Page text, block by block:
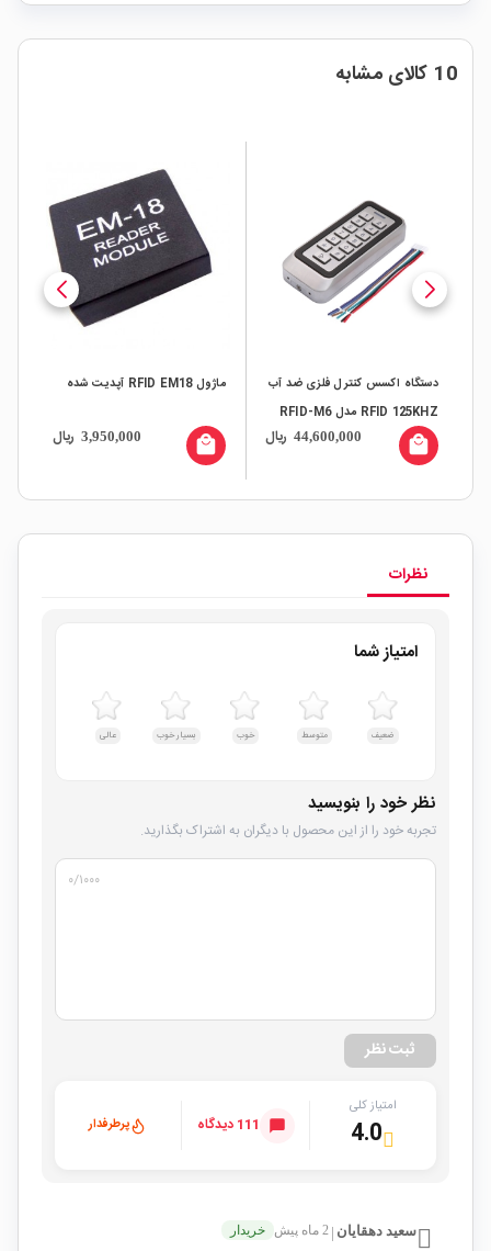
10 کالای مشابه
دستگاه اکسس کنترل فلزی ضد آب
RFID 125KHZ مدل RFID-M6
44,600,000 ریال local_mall
ماژول RFID EM18 آپدیت شده
3,950,000 ریال local_mall
نظرات
امتیاز شما
ضعیف متوسط خوب بسیار خوب عالی
نظر خود را بنویسید
تجربه خود را از این محصول با دیگران به اشتراک بگذارید.
۰/۱۰۰۰
ثبت نظر
امتیاز کلی
4.0 111 دیدگاه پرطرفدار
سعید دهقایان 2 ماه پیش خریدار